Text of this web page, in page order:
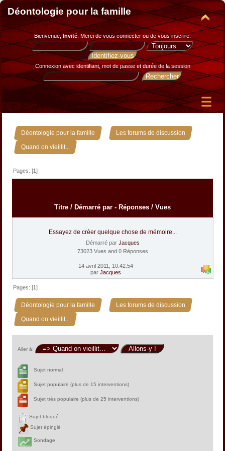
Déontologie pour la famille
Bienvenue, Invité. Merci devous connecter ou de vous inscrire.
Connexion avec identifiant, mot de passe et durée de la session
Déontologie pour la famille » Les forums de discussion »
Quand on vieillit...
Pages: [1]
Titre / Démarré par - Réponses / Vues
Essayez de créer quelque chose de mémoire...
Démarré par Jacques
73023 Vues and 0 Réponses
14 avril 2011, 10:42:54
par Jacques
Pages: [1]
Déontologie pour la famille » Les forums de discussion »
Quand on vieillit...
Aller à:
Sujet normal
Sujet populaire (plus de 15 interventions)
Sujet très populaire (plus de 25 interventions)
Sujet bloqué
Sujet épinglé
Sondage